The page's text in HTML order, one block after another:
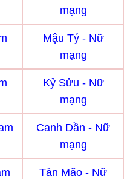
mạng
Mậu Tý - Nữ
mạng
Kỷ Sửu - Nữ
mạng
Canh Dần - Nữ
mạng
Tân Mão - Nữ